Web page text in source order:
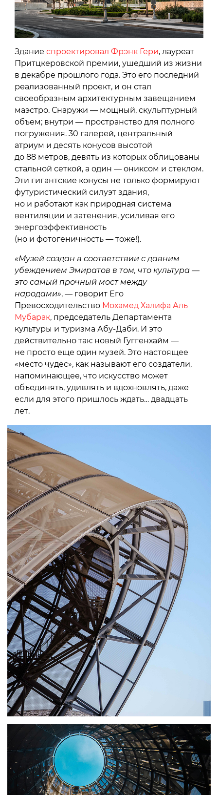
Здание спроектировал Фрэнк Гери, лауреат
Притцкеровской премии, ушедший из жизни
в декабре прошлого года. Это его последний
реализованный проект, и он стал
своеобразным архитектурным завещанием
маэстро. Снаружи — мощный, скульптурный
объем; внутри — пространство для полного
погружения. 30 галерей, центральный
атриум и десять конусов высотой
до 88 метров, девять из которых облицованы
стальной сеткой, а один — ониксом и стеклом.
Эти гигантские конусы не только формируют
футуристический силуэт здания,
но и работают как природная система
вентиляции и затенения, усиливая его
энергоэффективность
(но и фотогеничность — тоже!).
«Музей создан в соответствии с давним
убеждением Эмиратов в том, что культура —
это самый прочный мост между
народами», — говорит Его
Превосходительство Мохамед Халифа Аль
Мубарак, председатель Департамента
культуры и туризма Абу-Даби. И это
действительно так: новый Гуггенхайм —
не просто еще один музей. Это настоящее
«место чудес», как называют его создатели,
напоминающее, что искусство может
объединять, удивлять и вдохновлять, даже
если для этого пришлось ждать… двадцать
лет.